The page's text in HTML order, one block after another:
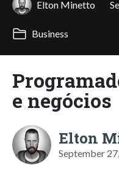
Elton Minetto
Business
e negócios
Elton
September